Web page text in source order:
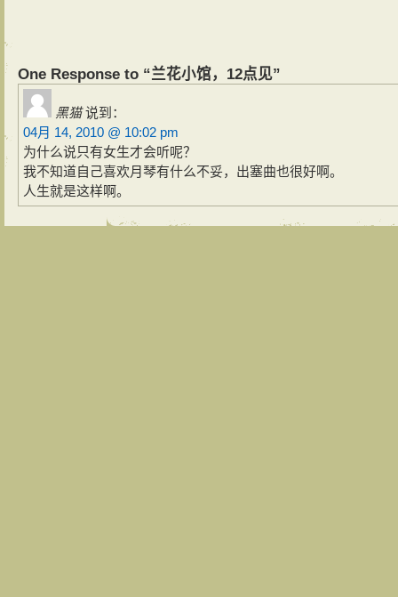
One Response to “兰花小馆，12点见”
黑猫 说到：
04月 14, 2010 @ 10:02 pm
为什么说只有女生才会听呢？
我不知道自己喜欢月琴有什么不妥，出塞曲也很好啊。
人生就是这样啊。